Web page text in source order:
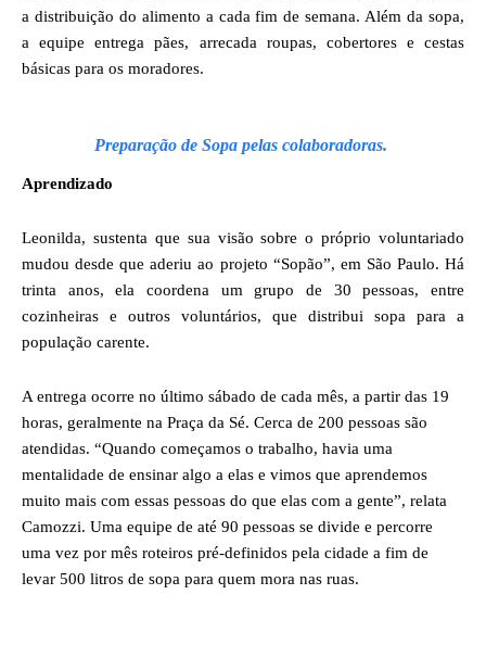
a distribuição do alimento a cada fim de semana. Além da sopa,
a equipe entrega pães, arrecada roupas, cobertores e cestas
básicas para os moradores.
Preparação de Sopa pelas colaboradoras.
Aprendizado
Leonilda, sustenta que sua visão sobre o próprio voluntariado
mudou desde que aderiu ao projeto “Sopão”, em São Paulo. Há
trinta anos, ela coordena um grupo de 30 pessoas, entre
cozinheiras e outros voluntários, que distribui sopa para a
população carente.
A entrega ocorre no último sábado de cada mês, a partir das 19
horas, geralmente na Praça da Sé. Cerca de 200 pessoas são
atendidas. “Quando começamos o trabalho, havia uma
mentalidade de ensinar algo a elas e vimos que aprendemos
muito mais com essas pessoas do que elas com a gente”, relata
Camozzi. Uma equipe de até 90 pessoas se divide e percorre
uma vez por mês roteiros pré-definidos pela cidade a fim de
levar 500 litros de sopa para quem mora nas ruas.